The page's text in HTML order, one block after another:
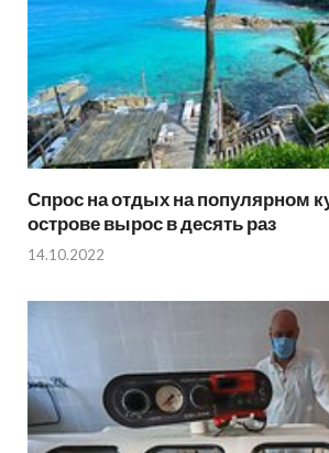
Спрос на отдых на популярном
острове вырос в десять раз
14.10.2022